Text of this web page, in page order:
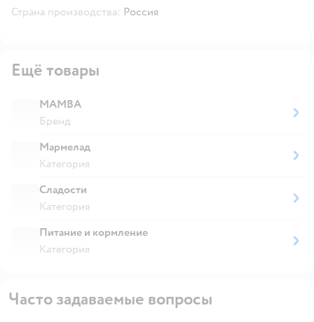
Страна производства: Россия
Ещё товары
MAMBA
Бренд
Мармелад
Категория
Сладости
Категория
Питание и кормление
Категория
Часто задаваемые вопросы